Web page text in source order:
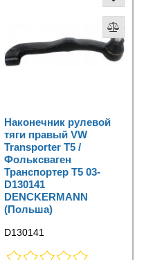
Наконечник рулевой
тяги правый VW
Transporter T5 /
Фольксваген
Транспортер Т5 03-
D130141
DENCKERMANN
(Польша)
D130141